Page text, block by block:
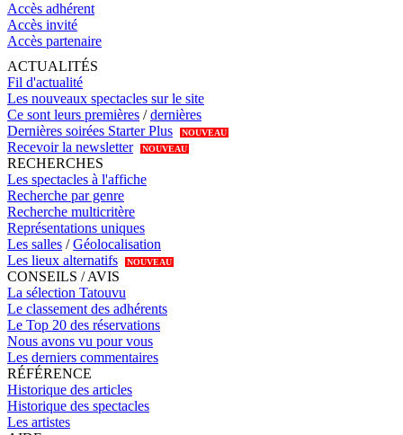
Accès adhérent
Accès invité
Accès partenaire
ACTUALITÉS
Fil d'actualité
Les nouveaux spectacles sur le site
Ce sont leurs premières /dernières
Dernières soirées Starter Plus
NOUVEAU
Recevoir la newsletter NOUVEAU
RECHERCHES
Les spectacles à l'affiche
Recherche par genre
Recherche multicritère
Représentations uniques
Les salles /Géolocalisation
Les lieux alternatifs
NOUVEAU
CONSEILS / AVIS
La sélection Tatouvu
Le classement des adhérents
Le Top 20 des réservations
Nous avons vu pour vous
Les derniers commentaires
RÉFÉRENCE
Historique des articles
Historique des spectacles
Les artistes